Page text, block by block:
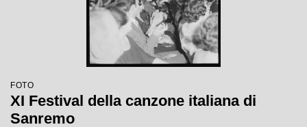
FOTO
XI Festival della canzone italiana di
Sanremo